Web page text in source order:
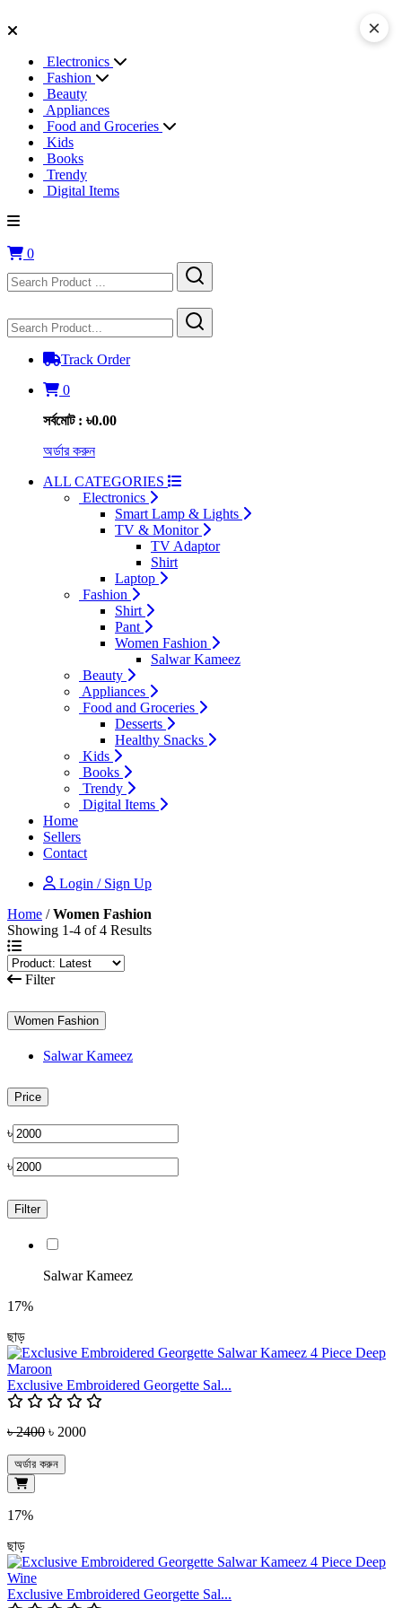
Electronics
Fashion
Beauty
Appliances
Food and Groceries
Kids
Books
Trendy
Digital Items
0
Track Order
0
সর্বমোট : ৳0.00
অর্ডার করুন
ALL CATEGORIES
Electronics
Smart Lamp & Lights
TV & Monitor
TV Adaptor
Shirt
Laptop
Fashion
Shirt
Pant
Women Fashion
Salwar Kameez
Beauty
Appliances
Food and Groceries
Desserts
Healthy Snacks
Kids
Books
Trendy
Digital Items
Home
Sellers
Contact
Login / Sign Up
Home / Women Fashion
Showing 1-4 of 4 Results
Filter
Women Fashion
Salwar Kameez
Price
৳
৳
Filter
Salwar Kameez
17%
ছাড়
Exclusive Embroidered Georgette Sal...
৳ 2400 ৳ 2000
অর্ডার করুন
17%
ছাড়
Exclusive Embroidered Georgette Sal...
×